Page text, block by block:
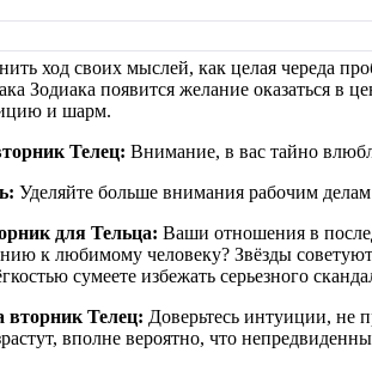
ход своих мыслей, как целая череда
Зодиака появится желание оказаться
и шарм.
Телец: Внимание, в вас тайно
Уделяйте больше внимания рабочим
для Тельца: Ваши отношения в
к любимому человеку? Звёзды
сумеете избежать серьезного
вторник Телец: Доверьтесь интуиции, не
вполне вероятно, что